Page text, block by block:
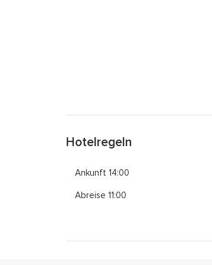
Hotelregeln
Ankunft 14:00
Abreise 11:00